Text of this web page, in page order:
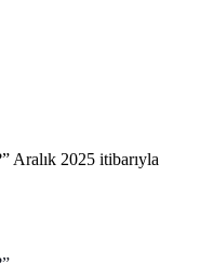
Aralık 2025 itibarıyla